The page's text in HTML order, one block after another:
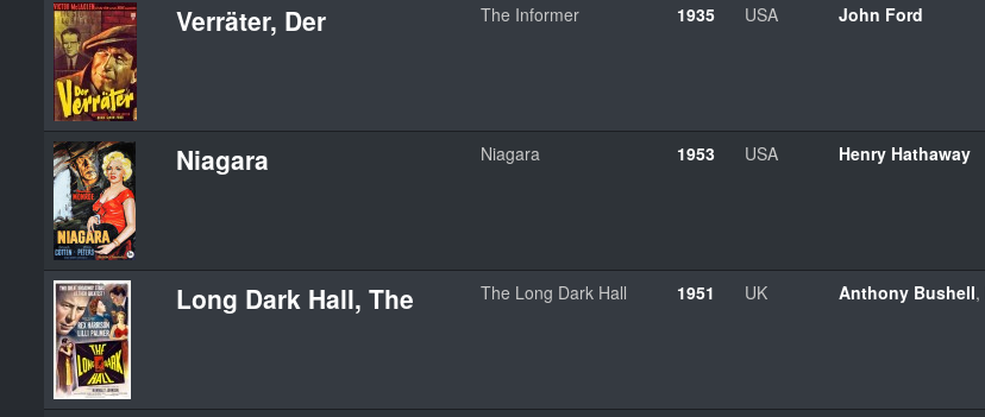
Verräter, Der The Informer 1935 USA John Ford
Niagara Niagara 1953 USA Henry Hathaway
Long Dark Hall, The The Long Dark Hall 1951 UK Anthony Bushell,